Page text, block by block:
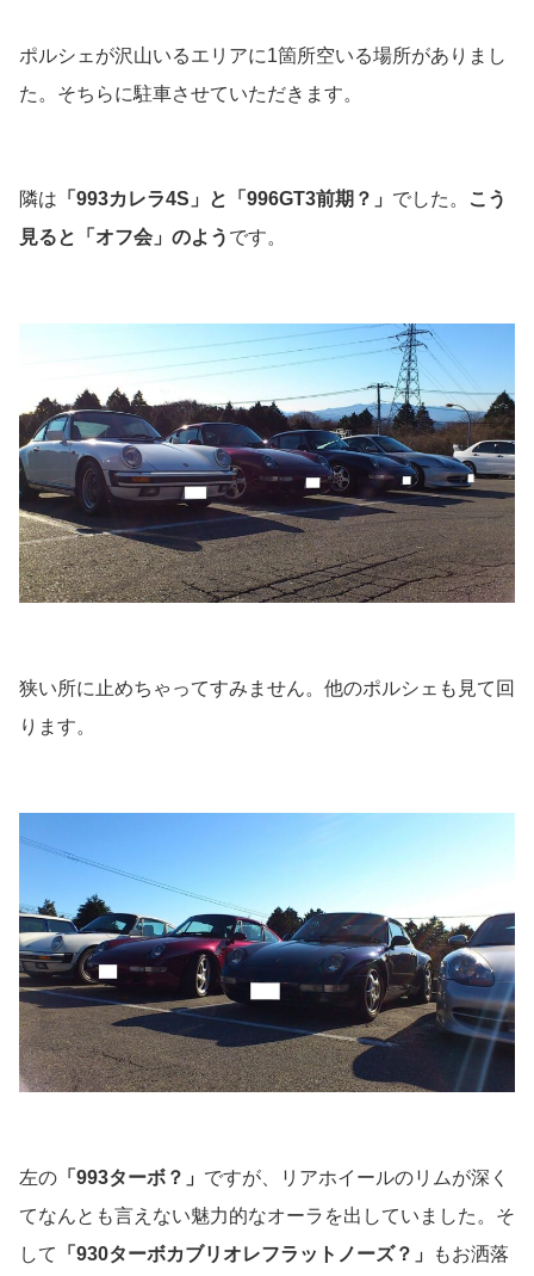
ポルシェが沢山いるエリアに1箇所空いる場所がありまし
た。そちらに駐車させていただきます。
隣は 「993カレラ4S」と「996GT3前期？」 でした。
こう
見ると「オフ会」のよう です。
狭い所に止めちゃってすみません。他のポルシェも見て回
ります。
左の 「993ターボ？」 ですが、リアホイールのリムが深く
てなんとも言えない魅力的なオーラを出していました。そ
して
「930ターボカブリオレフラットノーズ？」
もお洒落